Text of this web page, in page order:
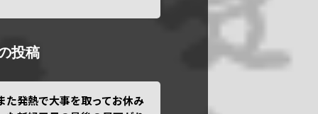
投稿
た発熱で大事を取ってお休み